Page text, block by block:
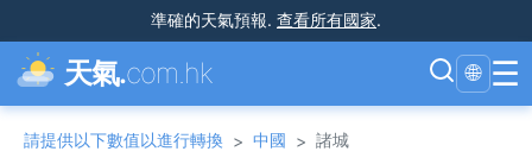
準確的天氣預報. 查看所有國家.
天氣.com.hk 🌐 ☰
請提供以下數值以進行轉換 > 中國 > 諸城